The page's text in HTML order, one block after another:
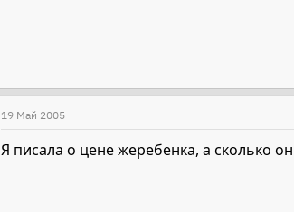
19 Май 2005
Я писала о цене жеребенка, а сколько